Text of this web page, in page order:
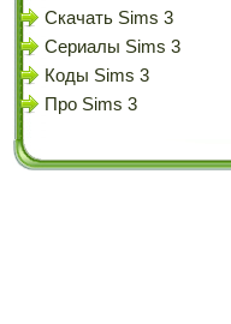
Скачать Sims 3
Сериалы Sims 3
Коды Sims 3
Про Sims 3